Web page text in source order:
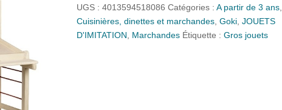
UGS :4013594518086 Catégories :A partir de 3 ans,
Cuisinières, dinettes et marchandes,Goki,JOUETS
D'IMITATION, Marchandes Étiquette :Gros jouets